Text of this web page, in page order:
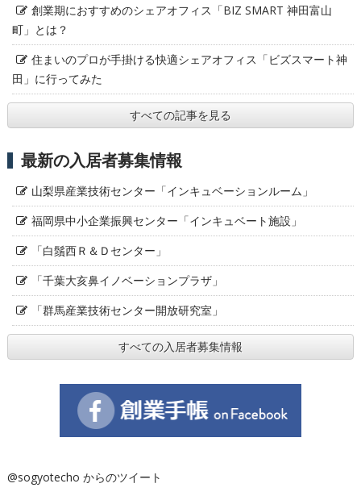
創業期におすすめのシェアオフィス「BIZ SMART 神田富山
町」とは？
住まいのプロが手掛ける快適シェアオフィス「ビズスマート神
田」に行ってみた
すべての記事を見る
最新の入居者募集情報
山梨県産業技術センター「インキュベーションルーム」
福岡県中小企業振興センター「インキュベート施設」
「白鬚西Ｒ＆Ｄセンター」
「千葉大亥鼻イノベーションプラザ」
「群馬産業技術センター開放研究室」
すべての入居者募集情報
@sogyotecho からのツイート